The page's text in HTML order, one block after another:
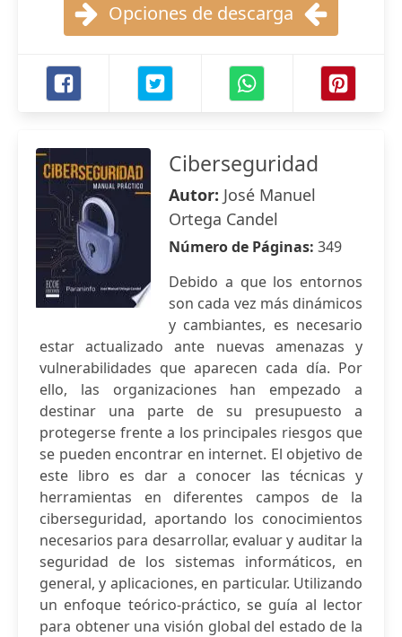
Opciones de descarga
Ciberseguridad
Autor: José Manuel
Ortega Candel
Número de Páginas: 349
Debido a que los entornos
son cada vez más dinámicos
y cambiantes, es necesario
estar actualizado ante nuevas amenazas y
vulnerabilidades que aparecen cada día. Por
ello, las organizaciones han empezado a
destinar una parte de su presupuesto a
protegerse frente a los principales riesgos que
se pueden encontrar en internet. El objetivo de
este libro es dar a conocer las técnicas y
herramientas en diferentes campos de la
ciberseguridad, aportando los conocimientos
necesarios para desarrollar, evaluar y auditar la
seguridad de los sistemas informáticos, en
general, y aplicaciones, en particular. Utilizando
un enfoque teórico-práctico, se guía al lector
para obtener una visión global del estado de la